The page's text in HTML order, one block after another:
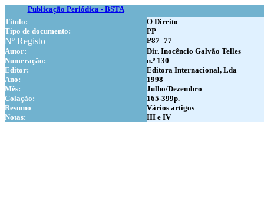
Publicação Periódica - BSTA
Titulo:
O Direito
Tipo de documento:
PP
Nº Registo
P87_77
Autor:
Dir. Inocêncio Galvão Telles
Numeração:
n.º 130
Editor:
Editora Internacional, Lda
Ano:
1998
Mês:
Julho/Dezembro
Colação:
165-399p.
Resumo
Vários artigos
Notas:
III e IV